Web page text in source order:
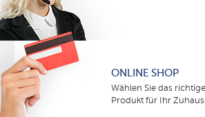
ONLINE SHOP
Wählen Sie das richtige
Produkt für Ihr